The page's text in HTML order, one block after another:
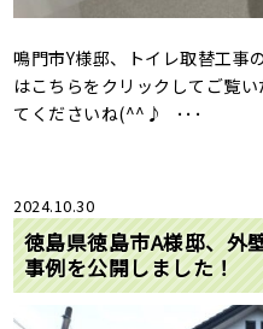
鳴門市Y様邸、トイレ取替工事
はこちらをクリックしてご覧
てくださいね(^^♪ ･･･
2024.10.30
徳島県徳島市A様邸、外
事例を公開しました！